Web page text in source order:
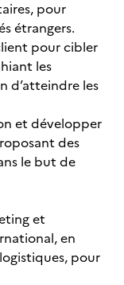
pour
étrangers.
pour cibler
les
d’atteindre les
et développer
des
le but de
et
en
pour